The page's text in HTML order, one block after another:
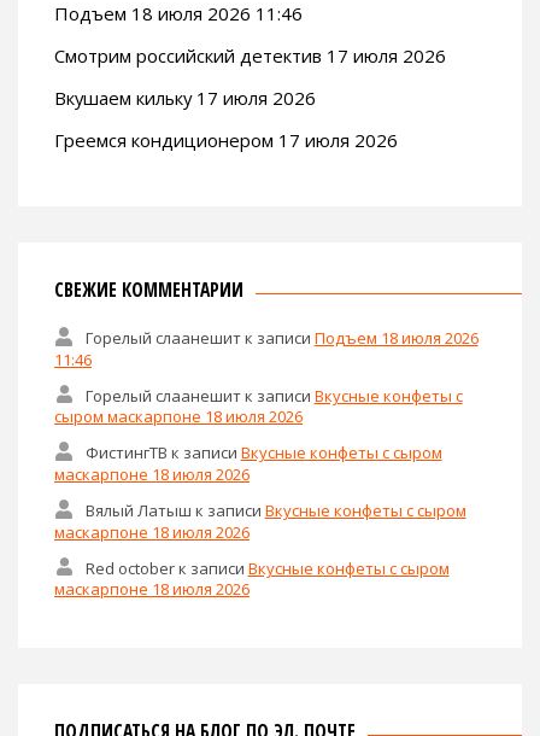
Подъем 18 июля 2026 11:46
Смотрим российский детектив 17 июля 2026
Вкушаем кильку 17 июля 2026
Греемся кондиционером 17 июля 2026
СВЕЖИЕ КОММЕНТАРИИ
Горелый слаанешитк записи Подъем 18 июля 2026
11:46
Горелый слаанешитк записи Вкусные конфеты с
сыром маскарпоне 18 июля 2026
ФистингТВ к записи Вкусные конфеты с сыром
маскарпоне 18 июля 2026
Вялый Латыш к записи Вкусные конфеты с сыром
маскарпоне 18 июля 2026
Red octoberк записи Вкусные конфеты с сыром
маскарпоне 18 июля 2026